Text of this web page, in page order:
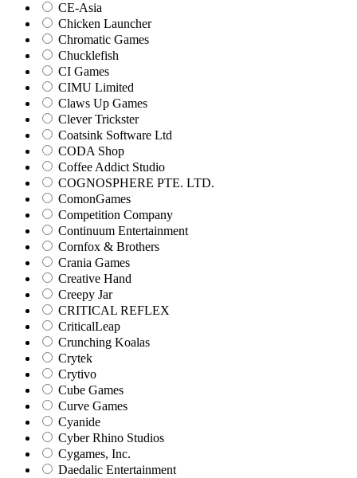
CE-Asia
Chicken Launcher
Chromatic Games
Chucklefish
CI Games
CIMU Limited
Claws Up Games
Clever Trickster
Coatsink Software Ltd
CODA Shop
Coffee Addict Studio
COGNOSPHERE PTE. LTD.
ComonGames
Competition Company
Continuum Entertainment
Cornfox & Brothers
Crania Games
Creative Hand
Creepy Jar
CRITICAL REFLEX
CriticalLeap
Crunching Koalas
Crytek
Crytivo
Cube Games
Curve Games
Cyanide
Cyber Rhino Studios
Cygames, Inc.
Daedalic Entertainment